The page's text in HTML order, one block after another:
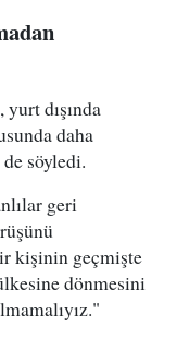
dışında
daha
söyledi.
geri
kişinin geçmişte
dönmesini